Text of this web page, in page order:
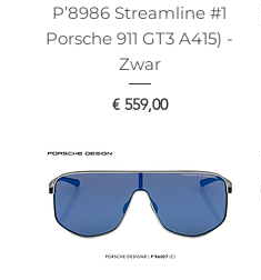
P’8986 Streamline #1
Porsche 911 GT3 A415) -
Zwar
Prijs
€ 559,00